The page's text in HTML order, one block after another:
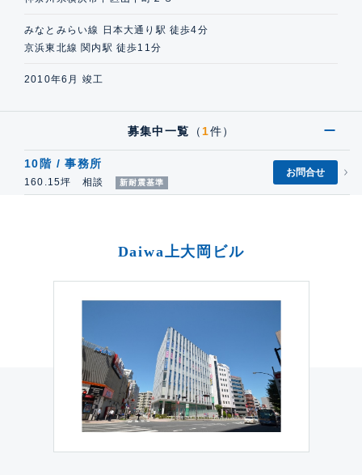
みなとみらい線 日本大通り駅 徒歩4分
京浜東北線 関内駅 徒歩11分
2010年6月 竣工
募集中一覧 （ 1件）
10階 / 事務所
160.15坪 相談 新耐震基準
お問合せ
Daiwa上大岡ビル